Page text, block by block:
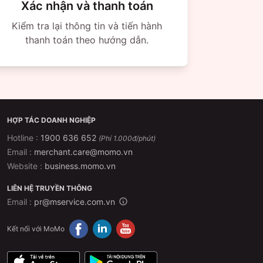
thuận tiện cho hành khách ở khu vực Tây
(Hiệp Bình Phước, Thủ Đức cũ) – lựa chọn
Khánh Dư, TP. Quảng Ngãi.
trình để bạn dễ dàng tìm đến đúng điểm.
được thiết kế hiện đại, nội thất cao cấp như
tạo không gian riêng tư và thoải mái.
dàn âm thanh sống động; cung cấp khăn
Xác nhận và thanh toán
Kiểm tra lại thông tin và tiến hành
thanh toán theo hướng dẫn.
HỢP TÁC DOANH NGHIỆP
Hotline : 1900 636 652 (Phí 1.000đ/phút)
Email : merchant.care@momo.vn
Website : business.momo.vn
LIÊN HỆ TRUYỀN THÔNG
Email : pr@mservice.com.vn
Kết nối với MoMo